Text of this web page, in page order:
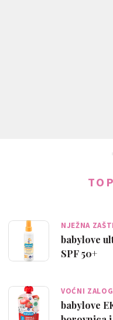
TOP
NJEŽNA
babylove
SPF 50+
VOĆNI
babylove